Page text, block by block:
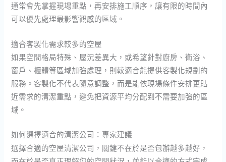
通常會先掌握現場重點，再安排施工順序，讓有限的時間內
可以優先處理最影響觀感的區域。
適合客製化需求較多的空屋
如果空間格局特殊、屋況差異大，或希望針對廚房、衛浴、
窗戶、櫃體等區域加強處理，則較適合能提供客製化規劃的
服務。客製化不代表隨意調整，而是能依現場條件安排更貼
近需求的清潔重點，避免把資源平均分配到不需要加強的區
域。
如何選擇適合的清潔公司：專家建議
選擇合適的空屋清潔公司，關鍵不在於是否包辦越多越好，